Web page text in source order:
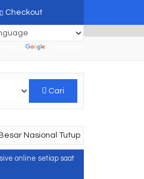
Checkout
Cari
Nasional Tutup
online setiap saat